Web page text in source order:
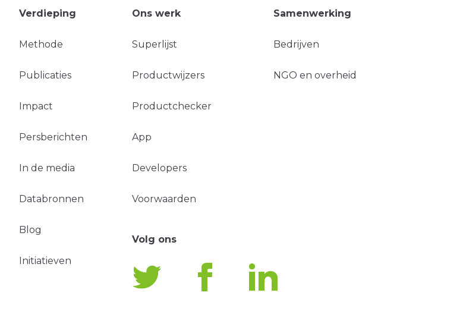
Verdieping
Methode
Publicaties
Impact
Persberichten
In de media
Databronnen
Blog
Initiatieven
Ons werk
Superlijst
Productwijzers
Productchecker
App
Developers
Voorwaarden
Samenwerking
Bedrijven
NGO en overheid
Volg ons